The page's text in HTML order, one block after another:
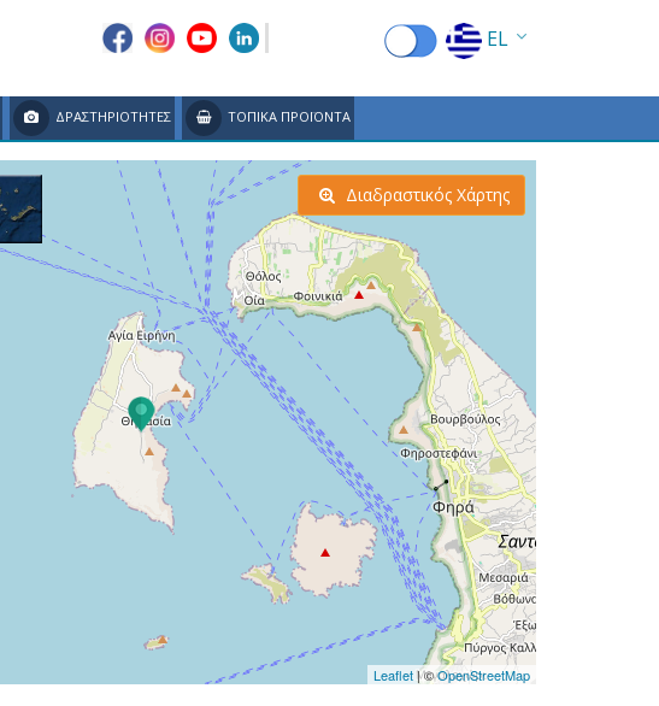
EL
EN
FR
DE
CN
ΔΡΑΣΤΗΡΙΟΤΗΤΕΣ ΤΟΠΙΚΑ ΠΡΟΪΟΝΤΑ
Leaflet| ©OpenStreetMap
Διαδραστικός Χάρτης